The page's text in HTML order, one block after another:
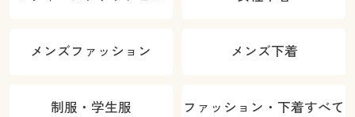
メンズファッション メンズ下着
制服・学生服 ファッション・下着すべて